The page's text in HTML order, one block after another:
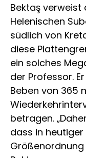
Bektaş
Helenischen
südlich von
diese
ein solches
der Professor.
Beben von 365
betragen.
dass in heutiger